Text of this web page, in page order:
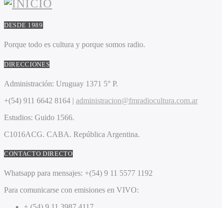
DESDE 1989
Porque todo es cultura y porque somos radio.
DIRECCIONES
Administración: Uruguay 1371 5° P.
+(54) 911 6642 8164 | administracion@fmradiocultura.com.ar
Estudios: Guido 1566.
C1016ACG. CABA. República Argentina.
CONTACTO DIRECTO
Whatsapp para mensajes: +(54) 9 11 5577 1192
Para comunicarse con emisiones en VIVO: